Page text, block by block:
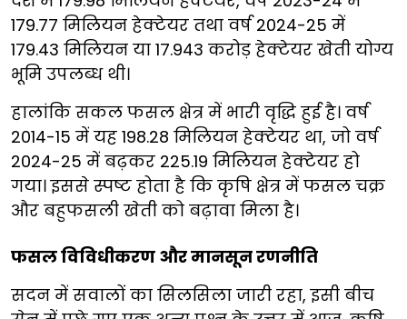
179.77 मिलियन हेक्टेयर तथा वर्ष 2024-25 में
179.43 मिलियन या 17.943 करोड़ हेक्टेयर खेती योग्य
भूमि उपलब्ध थी।
हालांकि सकल फसल क्षेत्र में भारी वृद्धि हुई है। वर्ष
2014-15 में यह 198.28 मिलियन हेक्टेयर था, जो वर्ष
2024-25 में बढ़कर 225.19 मिलियन हेक्टेयर हो
गया। इससे स्पष्ट होता है कि कृषि क्षेत्र में फसल चक्र
और बहुफसली खेती को बढ़ावा मिला है।
फसल विविधीकरण और मानसून रणनीति
सदन में सवालों का सिलसिला जारी रहा, इसी बीच